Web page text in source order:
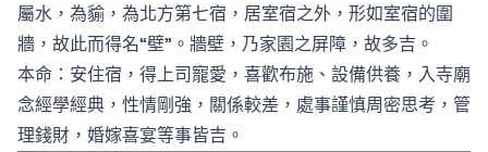
屬水，為貐，為北方第七宿，居室宿之外，形如室宿的圍
牆，故此而得名“壁”。牆壁，乃家園之屏障，故多吉。
本命：安住宿，得上司寵愛，喜歡布施、設備供養，入寺廟
念經學經典，性情剛強，關係較差，處事謹慎周密思考，管
理錢財，婚嫁喜宴等事皆吉。